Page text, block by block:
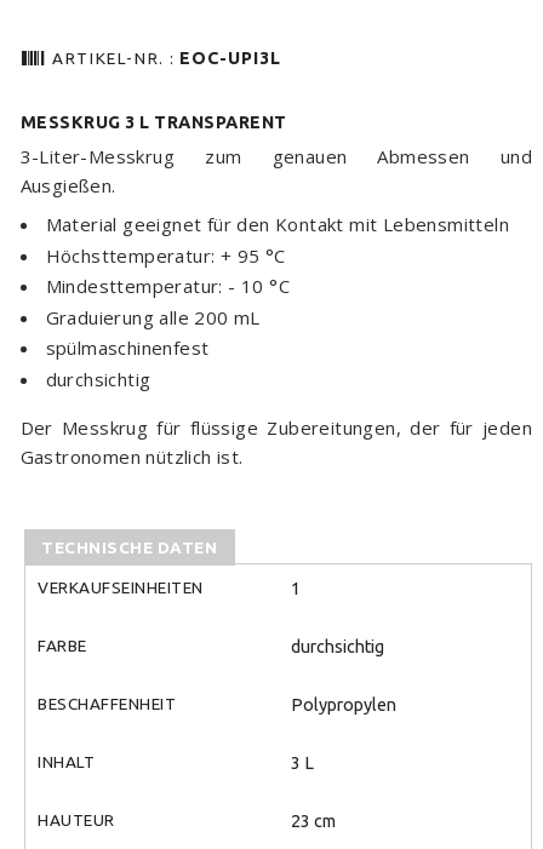
barcode ARTIKEL-NR. : EOC-UPI3L
MESSKRUG 3 L TRANSPARENT
3-Liter-Messkrug zum genauen Abmessen und
Ausgießen.
Material geeignet für den Kontakt mit Lebensmitteln
Höchsttemperatur: + 95 °C
Mindesttemperatur: - 10 °C
Graduierung alle 200 mL
spülmaschinenfest
durchsichtig
Der Messkrug für flüssige Zubereitungen, der für jeden
Gastronomen nützlich ist.
TECHNISCHE DATEN
VERKAUFSEINHEITEN 1
FARBE durchsichtig
BESCHAFFENHEIT Polypropylen
INHALT 3 L
HAUTEUR 23 cm